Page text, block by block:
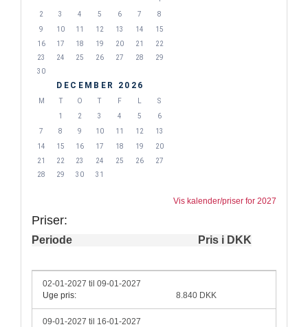
2
3 4 5 6 7
8
9
10 11 12 13 14
15
16
17 18 19 20 21
22
23
24 25 26 27 28
29
30
DECEMBER 2026
M T O T F L
S
1
2 3 4 5
6
7
8 9 10 11 12
13
14
15 16 17 18 19
20
21
22 23 24 25 26
27
28
29 30 31
Vis kalender/priser for 2027
Priser:
Periode Pris i DKK
02-01-2027 til 09-01-2027
Uge pris:
8.840 DKK
09-01-2027 til 16-01-2027